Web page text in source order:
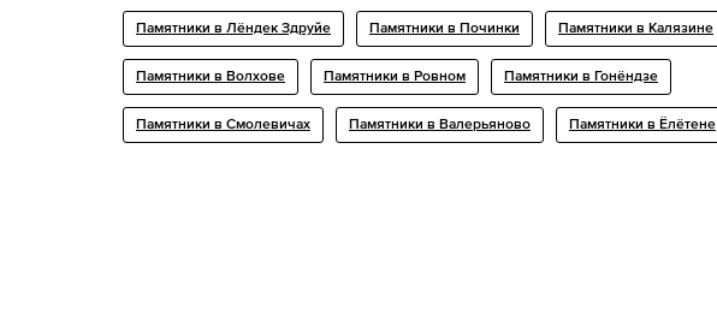
Памятники в Лёндек Здруйе Памятники в Починки Памятники в Калязине
Памятники в Волхове Памятники в Ровном Памятники в Гонёндзе
Памятники в Смолевичах Памятники в Валерьяново Памятники в Ёлётене